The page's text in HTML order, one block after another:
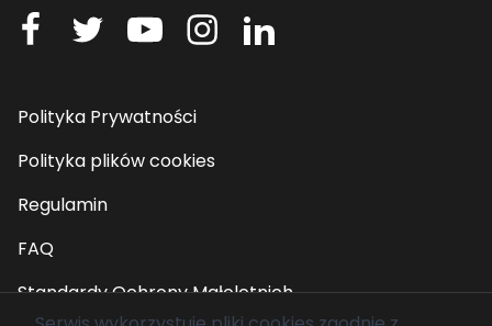
Polityka Prywatności
Polityka plików cookies
Regulamin
FAQ
Standardy Ochrony Małoletnich